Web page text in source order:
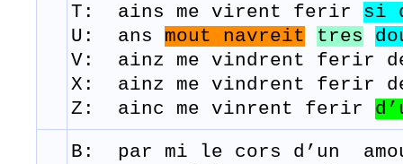
T: ains me virent ferir si
​U: ans mout navreit tres
​V: ainz me vindrent ferir
X: ainz me vindrent ferir
Z: ainc me vinrent ferir
B: par mi le cors d’un